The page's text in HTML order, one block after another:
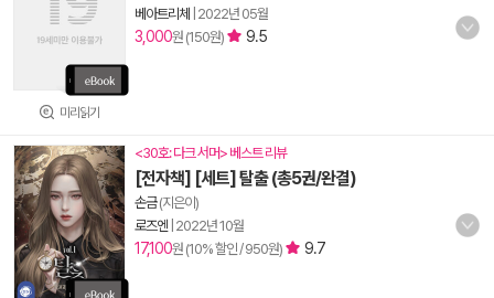
미리읽기
베아트리체
2022년 05월
3,000원 (150원) 9.5
<30호: 다크 서머> 베스트 리뷰
[전자책] [세트] 탈출 (총5권/완결)
손금(지은이)
로즈엔 2022년 10월
17,100원 (10% 할인 / 950원) 9.7